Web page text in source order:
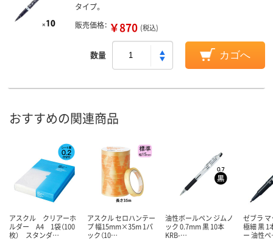
タイプ。
販売価格： ￥870 (税込)
数量 カゴへ
おすすめの関連商品
アスクル クリアーホ
ルダー A4 1袋（100
枚） スタンダ…
アスクル セロハンテー
プ 幅15mm×35m 1パ
ック（10…
油性ボールペン ジムノ
ック 0.7mm 黒 10本
KRB-…
ゼブラ
極細 黒 1
ー 油性